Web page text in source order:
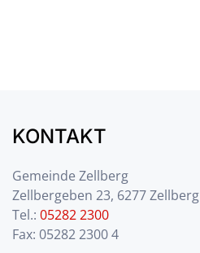
KONTAKT
Gemeinde Zellberg
Zellbergeben 23, 6277 Zellberg
Tel.: 05282 2300
Fax: 05282 2300 4